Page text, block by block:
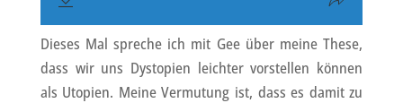
Dieses Mal spreche ich mit Gee über meine These,
dass wir uns Dystopien leichter vorstellen können
als Utopien. Meine Vermutung ist, dass es damit zu